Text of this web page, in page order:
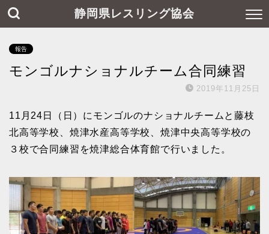
静岡県レスリング協会
報告
モンゴルナショナルチーム合同練習
2019年11月25日
11月24日（日）にモンゴルのナショナルチームと藤枝
北高等学校、焼津水産高等学校、焼津中央高等学校の
３校で合同練習を焼津総合体育館で行いました。